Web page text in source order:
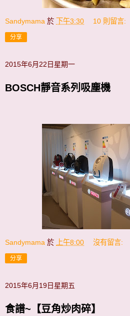
Sandymama 於 下午3:30 10 則留言:
分享
2015年6月22日星期一
BOSCH靜音系列吸塵機
Sandymama 於 上午8:00 沒有留言:
分享
2015年6月19日星期五
食譜~【豆角炒肉碎】